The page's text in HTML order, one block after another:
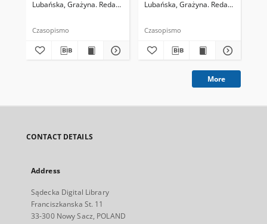
Lubańska, Grażyna. Redaktor naczelny
Czasopismo
Lubańska, Grażyna. Redaktor
Czasopismo
More
CONTACT DETAILS
Address
Sądecka Digital Library
Franciszkanska St. 11
33-300 Nowy Sacz, POLAND